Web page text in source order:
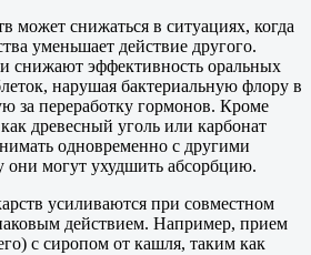
может снижаться в ситуациях, когда
уменьшает действие другого.
снижают эффективность оральных
нарушая бактериальную флору в
за переработку гормонов. Кроме
древесный уголь или карбонат
одновременно с другими
они могут ухудшить абсорбцию.
усиливаются при совместном
действием. Например, прием
с сиропом от кашля, таким как